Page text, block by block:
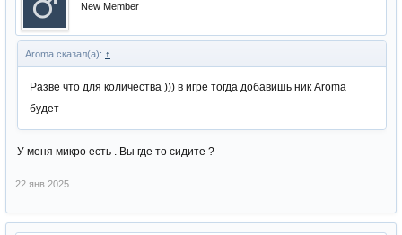
New Member
Aroma сказал(а): ↑
Разве что для количества ))) в игре тогда добавишь ник Aroma
будет
У меня микро есть . Вы где то сидите ?
22 янв 2025